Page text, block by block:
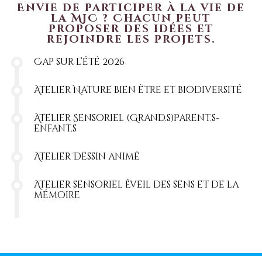
Envie de participer à la vie de
la MJC ? Chacun peut
proposer des idées et
rejoindre les projets.
Cap sur l’été 2026
Atelier Nature bien être et biodiversité
Atelier Sensoriel (Grand.s)Parent.s-
enfant.s
Atelier Dessin animé
Atelier sensoriel Éveil des sens et de la
mémoire